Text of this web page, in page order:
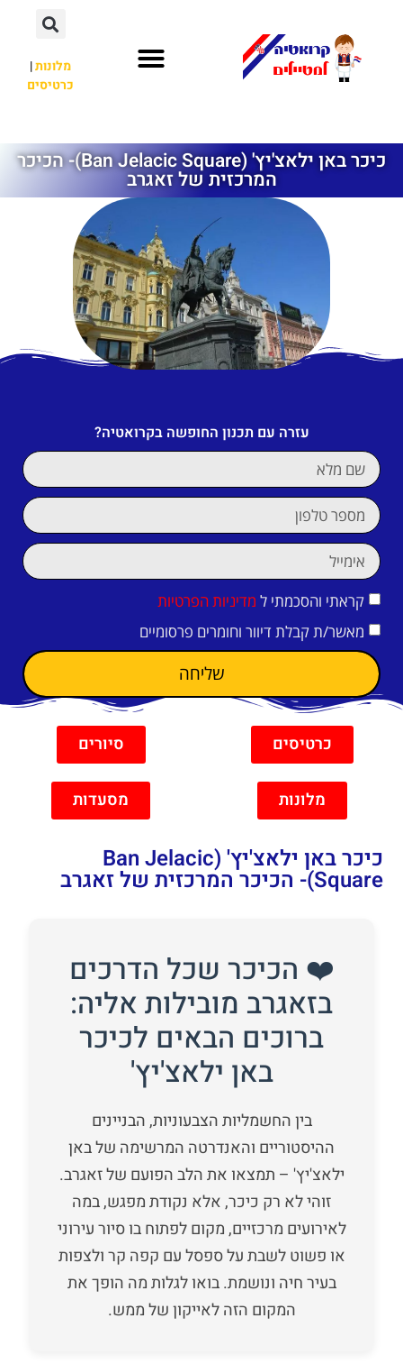
מלונות|
כרטיסים
כיכר באן ילאצ'יץ' (Ban Jelacic Square)- הכיכר
המרכזית של זאגרב
עזרה עם תכנון החופשה בקרואטיה?
קראתי והסכמתי ל מדיניות הפרטיות
מאשר/ת קבלת דיוור וחומרים פרסומיים
שליחה
כרטיסים סיורים
מלונות מסעדות
כיכר באן ילאצ'יץ' (Ban Jelacic
Square)- הכיכר המרכזית של זאגרב
❤️ הכיכר שכל הדרכים
בזאגרב מובילות אליה:
ברוכים הבאים לכיכר
באן ילאצ'יץ'
בין החשמליות הצבעוניות, הבניינים
ההיסטוריים והאנדרטה המרשימה של באן
ילאצ'יץ' – תמצאו את הלב הפועם של זאגרב.
זוהי לא רק כיכר, אלא נקודת מפגש, במה
לאירועים מרכזיים, מקום לפתוח בו סיור עירוני
או פשוט לשבת על ספסל עם קפה קר ולצפות
בעיר חיה ונושמת. בואו לגלות מה הופך את
המקום הזה לאייקון של ממש.